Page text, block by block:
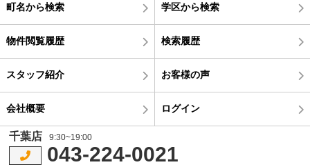
町名から検索 学区から検索
物件閲覧履歴 検索履歴
スタッフ紹介 お客様の声
会社概要 ログイン
千葉店 9:30~19:00
043-224-0021